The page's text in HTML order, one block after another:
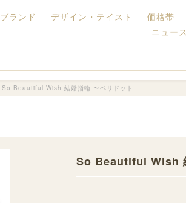
ブランド デザイン・テイスト 価格帯
ニュース
So Beautiful Wish 結婚指輪 〜ペリドット
So Beautiful Wish